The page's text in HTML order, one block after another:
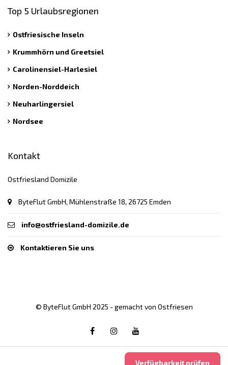
Verfügbarkeit prüfen
Top 5 Urlaubsregionen
Ostfriesische Inseln
Krummhörn und Greetsiel
Carolinensiel-Harlesiel
Norden-Norddeich
Neuharlingersiel
Nordsee
Kontakt
Ostfriesland Domizile
ByteFlut GmbH, Mühlenstraße 18, 26725 Emden
info@ostfriesland-domizile.de
Kontaktieren Sie uns
© ByteFlut GmbH 2025 - gemacht von Ostfriesen